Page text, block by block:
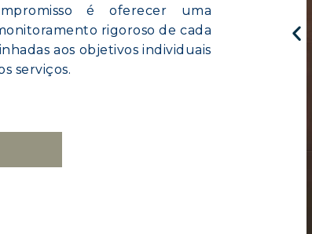
é oferecer uma
rigoroso de cada
aos objetivos individuais
serviços.